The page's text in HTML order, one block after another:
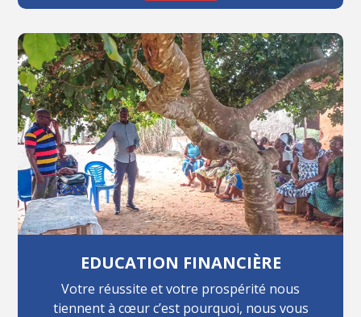
EDUCATION FINANCIÈRE
Votre réussite et votre prospérité nous
tiennent à cœur c’est pourquoi, nous vous